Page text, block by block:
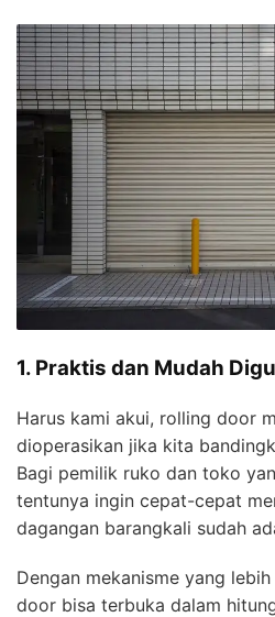
1. Praktis dan Mudah
Harus kami akui, rolling door
dioperasikan jika kita
Bagi pemilik ruko dan toko
tentunya ingin cepat-cepat
dagangan barangkali sudah
Dengan mekanisme yang
door bisa terbuka dalam